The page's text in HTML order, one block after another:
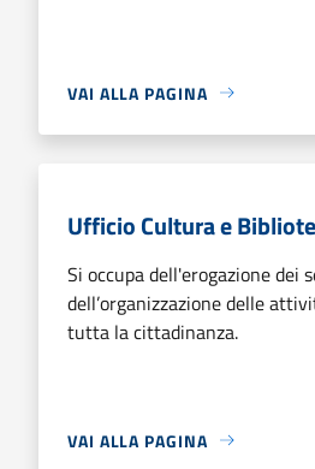
VAI ALLA PAGINA
Ufficio Cultura e
Si occupa dell'erogazione dei
dell’organizzazione delle
tutta la cittadinanza.
VAI ALLA PAGINA